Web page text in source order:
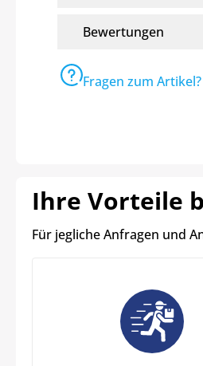
Bewertungen
Fragen zum Artikel?
Ihre Vorteile
Für jegliche Anfragen und